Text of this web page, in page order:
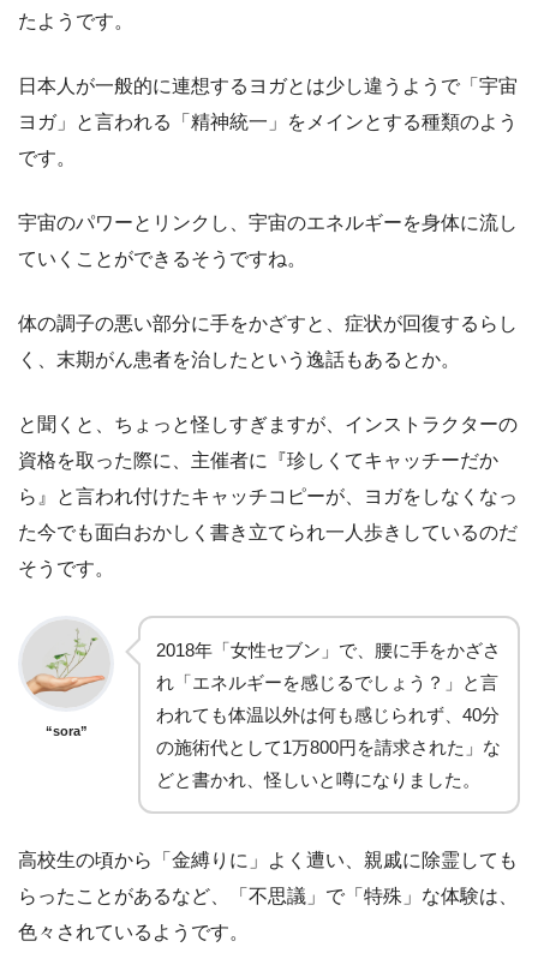
たようです。
日本人が一般的に連想するヨガとは少し違うようで「宇宙
ヨガ」と言われる「精神統一」をメインとする種類のよう
です。
宇宙のパワーとリンクし、宇宙のエネルギーを身体に流し
ていくことができるそうですね。
体の調子の悪い部分に手をかざすと、症状が回復するらし
く、 末期がん患者を治したという逸話もあるとか。
と聞くと、ちょっと怪しすぎますが、インストラクターの
資格を取った際に、主催者に『珍しくてキャッチーだか
ら』と言われ付けたキャッチコピーが、ヨガをしなくなっ
た今でも面白おかしく書き立てられ一人歩きしているのだ
そうです。
“sora”
2018年「女性セブン」で、腰に手をかざさ
れ「エネルギーを感じるでしょう？」と言
われても体温以外は何も感じられず、40分
の施術代として1万800円を請求された」な
どと書かれ、怪しいと噂になりました。
高校生の頃から「金縛りに」よく遭い、親戚に除霊しても
らったことがあるなど、「不思議」で「特殊」な体験は、
色々されているようです。